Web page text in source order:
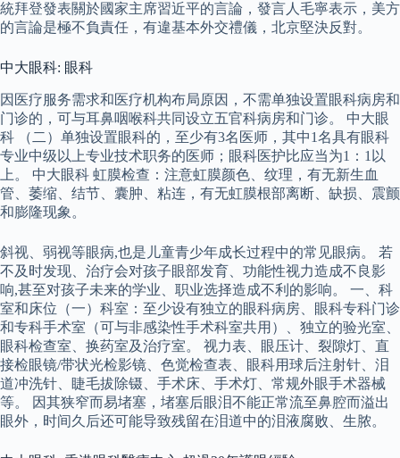
統拜登發表關於國家主席習近平的言論，發言人毛寧表示，美方
的言論是極不負責任，有違基本外交禮儀，北京堅決反對。
中大眼科: 眼科
因医疗服务需求和医疗机构布局原因，不需单独设置眼科病房和
门诊的，可与耳鼻咽喉科共同设立五官科病房和门诊。 中大眼
科 （二）单独设置眼科的，至少有3名医师，其中1名具有眼科
专业中级以上专业技术职务的医师；眼科医护比应当为1：1以
上。 中大眼科 虹膜检查：注意虹膜颜色、纹理，有无新生血
管、萎缩、结节、囊肿、粘连，有无虹膜根部离断、缺损、震颤
和膨隆现象。
斜视、弱视等眼病,也是儿童青少年成长过程中的常见眼病。 若
不及时发现、治疗会对孩子眼部发育、功能性视力造成不良影
响,甚至对孩子未来的学业、职业选择造成不利的影响。 一、科
室和床位（一）科室：至少设有独立的眼科病房、眼科专科门诊
和专科手术室（可与非感染性手术科室共用）、独立的验光室、
眼科检查室、换药室及治疗室。 视力表、眼压计、裂隙灯、直
接检眼镜/带状光检影镜、色觉检查表、眼科用球后注射针、泪
道冲洗针、睫毛拔除镊、手术床、手术灯、常规外眼手术器械
等。 因其狭窄而易堵塞，堵塞后眼泪不能正常流至鼻腔而溢出
眼外，时间久后还可能导致残留在泪道中的泪液腐败、生脓。